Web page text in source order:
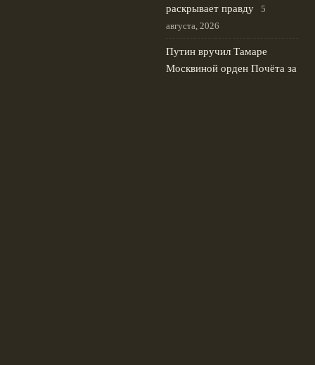
раскрывает правду
5
августа, 2026
Путин вручил Тамаре
Москвиной орден Почёта за